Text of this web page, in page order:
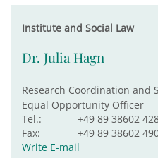
Institute and Social Law
Dr. Julia Hagn
Research Coordination and
Equal Opportunity Officer
Tel.:
+49 89 38602
Fax:
+49 89 38602
Write E-mail